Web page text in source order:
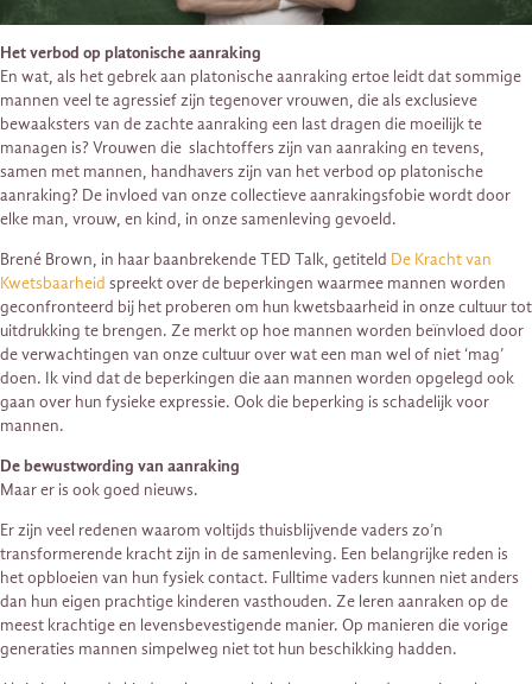
Het verbod op platonische aanraking
En wat, als het gebrek aan platonische aanraking ertoe leidt dat sommige
mannen veel te agressief zijn tegenover vrouwen, die als exclusieve
bewaaksters van de zachte aanraking een last dragen die moeilijk te
managen is? Vrouwen die slachtoffers zijn van aanraking en tevens,
samen met mannen, handhavers zijn van het verbod op platonische
aanraking? De invloed van onze collectieve aanrakingsfobie wordt door
elke man, vrouw, en kind, in onze samenleving gevoeld.
Brené Brown, in haar baanbrekende TED Talk, getiteld De Kracht van
Kwetsbaarheid spreekt over de beperkingen waarmee mannen worden
geconfronteerd bij het proberen om hun kwetsbaarheid in onze cultuur tot
uitdrukking te brengen. Ze merkt op hoe mannen worden beïnvloed door
de verwachtingen van onze cultuur over wat een man wel of niet ‘mag’
doen. Ik vind dat de beperkingen die aan mannen worden opgelegd ook
gaan over hun fysieke expressie. Ook die beperking is schadelijk voor
mannen.
De bewustwording van aanraking
Maar er is ook goed nieuws.
Er zijn veel redenen waarom voltijds thuisblijvende vaders zo’n
transformerende kracht zijn in de samenleving. Een belangrijke reden is
het opbloeien van hun fysiek contact. Fulltime vaders kunnen niet anders
dan hun eigen prachtige kinderen vasthouden. Ze leren aanraken op de
meest krachtige en levensbevestigende manier. Op manieren die vorige
generaties mannen simpelweg niet tot hun beschikking hadden.